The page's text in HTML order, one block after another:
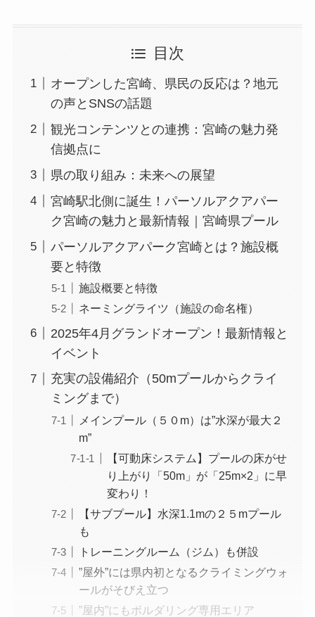
目次
オープンした宮崎、県民の反応は？地元
の声とSNSの話題
観光コンテンツとの連携：宮崎の魅力発
信拠点に
県の取り組み：未来への展望
宮崎駅北側に誕生！パーソルアクアパー
ク宮崎の魅力と最新情報｜宮崎県プール
パーソルアクアパーク宮崎とは？施設概
要と特徴
施設概要と特徴
ネーミングライツ（施設の命名権）
2025年4月グランドオープン！最新情報と
イベント
充実の設備紹介（50mプールからクライ
ミングまで）
メインプール（５０m）は”水深が最大２
m”
【可動床システム】プールの床がせ
り上がり「50m」が「25m×2」に早
変わり！
【サブプール】水深1.1mの２５mプール
も
トレーニングルーム（ジム）も併設
”屋外”には県内初となるクライミングウォ
ールがそびえ立つ
”屋内”にもボルダリング専用エリア